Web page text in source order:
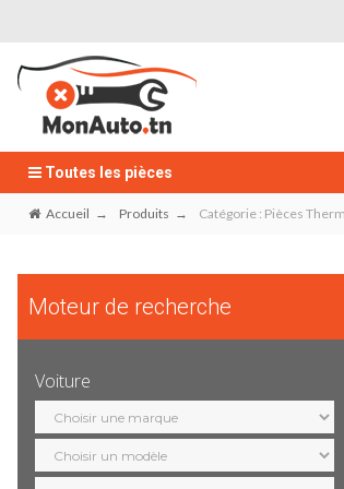
Toutes les pièces
Accueil Produits Catégorie : Pièces
Moteur de recherche
Voiture
Sélection
marque
Sélection
modèle
Sélection